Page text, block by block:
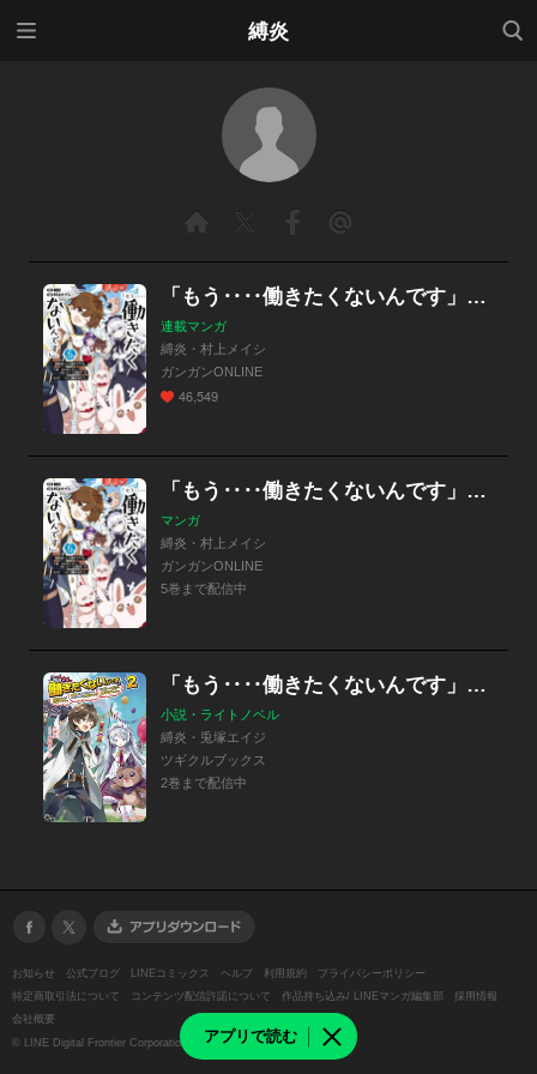
縛炎
検索
アプリで読む
「もう‥‥働きたくないんです」冒険者なんか辞めてやる。今更、待遇を変えるからとお願いされてもお断りです。僕はぜーったい働きません。
連載マンガ
縛炎・村上メイシ
ガンガンONLINE
46,549
「もう‥‥働きたくないんです」冒険者なんか辞めてやる。今更、待遇を変えるからとお願いされてもお断りです。僕はぜーったい働きません。
マンガ
縛炎・村上メイシ
ガンガンONLINE
5巻まで配信中
「もう‥‥働きたくないんです」冒険者なんか辞めてやる。今更、待遇を変えるからとお願いされてもお断りです。僕はぜーったい働きません。
小説・ライトノベル
縛炎・兎塚エイジ
ツギクルブックス
2巻まで配信中
お知らせ 公式ブログ LINEコミックス ヘルプ 利用規約
プライバシーポリシー
特定商取引法について
コンテンツ配信許諾について 作品持ち込み/ LINEマンガ編集部
採用情報
会社概要
© LINE Digital Frontier Corporation